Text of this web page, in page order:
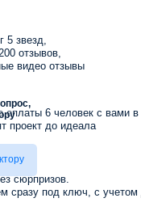
5 звезд,
отзывов,
видео отзывы
6 человек с вами в
проект до идеала
сюрпризов.
сразу под ключ, с учетом